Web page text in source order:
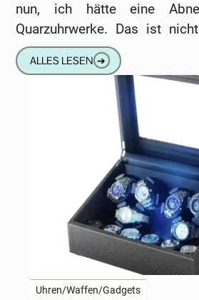
nun, ich hätte eine
Quarzuhrwerke. Das ist
Lieber Peter, ich bin ganz
ALLES LESEN ➔
Uhren/Waffen/Gadgets